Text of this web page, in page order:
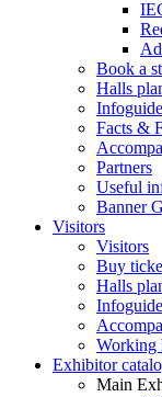
Book a
Halls
Infoguide
Facts &
Partners
Useful
Banner
Visitors
Visitors
Buy
Halls
Infoguide
Working
Exhibitor
Main